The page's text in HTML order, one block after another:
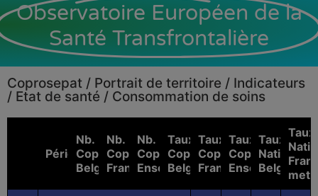
Observatoire Européen de la
Santé Transfrontalière
Coprosepat / Portrait de territoire / Indicateurs
/ Etat de santé / Consommation de soins
Période
Nb.
Coprosepat
Belgique
Nb.
Coprosepat
France
Nb.
Coprosepat
Ensemble
Taux
Coprosepat
Belgique
Taux
Coprosepat
France
Taux
Coprosepat
Ensemble
Taux
National
Belgique
Taux